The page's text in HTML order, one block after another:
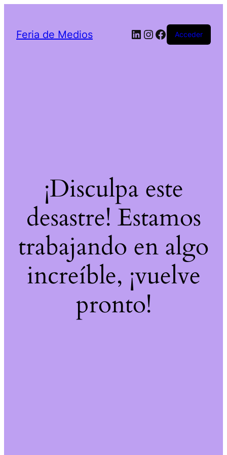
Feria de Medios LinkedIn
Instagram
Facebook
Acceder
¡Disculpa este
desastre! Estamos
trabajando en algo
increíble, ¡vuelve
pronto!